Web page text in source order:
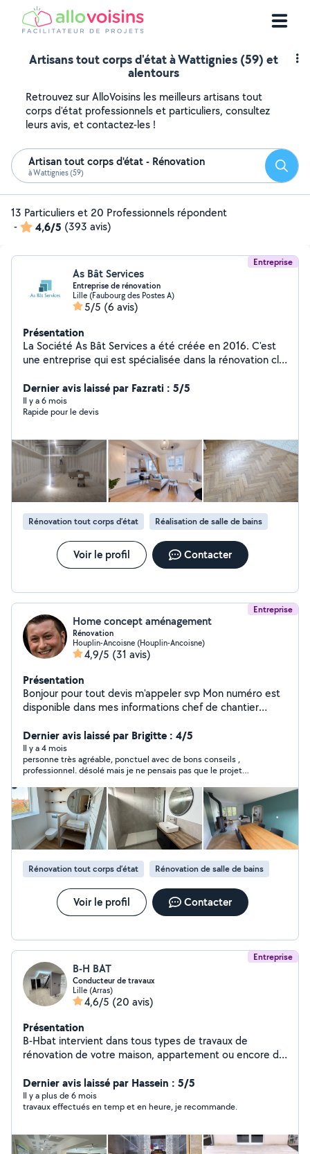
Artisans tout corps d'état à Wattignies (59) et
alentours
Retrouvez sur AlloVoisins les meilleurs artisans tout
corps d'état professionnels et particuliers, consultez
leurs avis, et contactez-les !
Artisan tout corps d'état - Rénovation
à Wattignies (59)
13 Particuliers et 20 Professionnels répondent
-
4,6/5 (393 avis)
Entreprise
As Bât Services
Entreprise de rénovation
Lille (Faubourg des Postes A)
5/5 (6 avis)
Présentation
La Société As Bât Services a été créée en 2016. C'est
une entreprise qui est spécialisée dans la rénovation clé
d'expériences. Nous réalisons, tous les projets de :
Placo; de carrelage; de salle de bain- douche PMR;
Installation des appareils sanitaires. Nous sommes aussi
Nous sommes au nombre de trois, et nous sommes
tous actifs dans la société.
Dernier avis laissé par Fazrati : 5/5
Il y a 6 mois
Rapide pour le devis
Rénovation tout corps d’état Réalisation de salle de bains
Voir le profil Contacter
Entreprise
Home concept aménagement
Rénovation
Houplin-Ancoisne (Houplin-Ancoisne)
4,9/5 (31 avis)
Présentation
Bonjour pour tout devis m'appeler svp Mon numéro est
disponible dans mes informations chef de chantier
bâtiment Resalisation de dalle / carrelage / parquet /
électricité / montage de meuble et cuisine / plâtrerie /
bande calico / ratissage / peinture pavage / enrobé /
assainissement / démolition et évacuation Pour toute
demande de devis, N'hésitez pas à m'appeler ou me
faire un sms
Dernier avis laissé par Brigitte : 4/5
Il y a 4 mois
personne très agréable, ponctuel avec de bons conseils ,
professionnel. désolé mais je ne pensais pas que le projet
rien a voir avec cette entreprise.
Rénovation tout corps d’état Rénovation de salle de bains
Voir le profil Contacter
Entreprise
B-H BAT
Conducteur de travaux
Lille (Arras)
4,6/5 (20 avis)
Présentation
B-Hbat intervient dans tous types de travaux de
rénovation de votre maison, appartement ou encore de
Isolation Peinture Jointure Revêtement de sol (Parquet
+ carrelage) extension maison Maçonnerie Fourniture et
pose de fenêtres sur mesure
Dernier avis laissé par Hassein : 5/5
Il y a plus de 6 mois
travaux effectués en temp et en heure, je recommande.